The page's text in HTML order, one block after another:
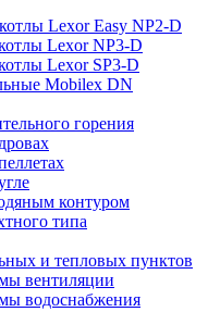
Lexor Easy NP2-D
Lexor NP3-D
Lexor SP3-D
Mobilex DN
горения
контуром
типа
и тепловых пунктов
вентиляции
водоснабжения